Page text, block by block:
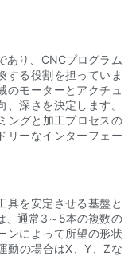
あり、CNCプログラム
する役割を担っていま
のモーターとアクチュ
深さを決定します。
ングと加工プロセスの
リーなインターフェー
具を安定させる基盤と
、通常3～5本の複数の
ンによって所望の形状
動の場合はX、Y、Zな